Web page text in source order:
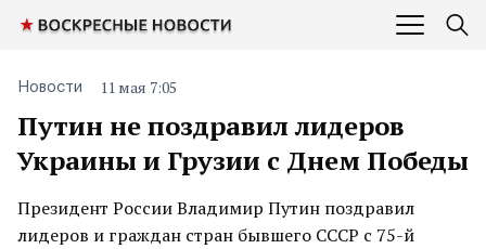
Путин не поздравил лидеров
Украины и Грузии с Днем Победы
Новости 11 мая 7:05
Президент России Владимир Путин поздравил
лидеров и граждан стран бывшего СССР с 75-й